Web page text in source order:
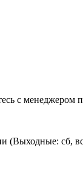
с
(Выходные: сб,